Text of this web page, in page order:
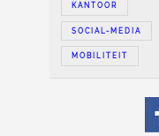
KANTOOR
SOCIAL-MEDIA
MOBILITEIT